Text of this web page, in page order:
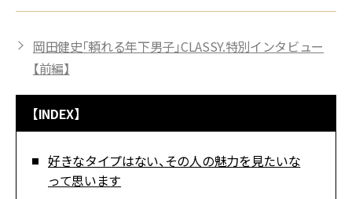
岡田健史「頼れる年下男子」CLASSY.特別インタビュー
【前編】
【INDEX】
好きなタイプはない、その人の魅力を見たいな
って思います